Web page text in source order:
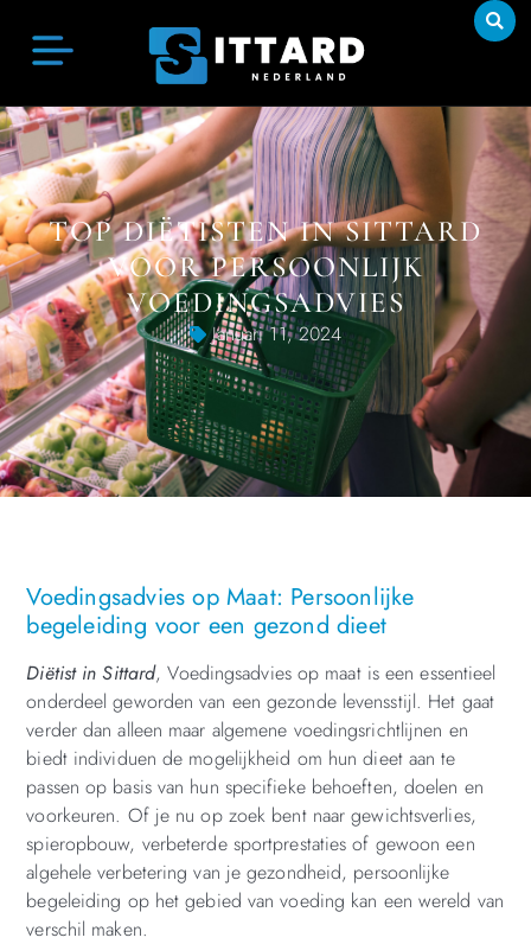
TOP DIËTISTEN IN SITTARD
VOOR PERSOONLIJK
VOEDINGSADVIES
Januari 11, 2024
Voedingsadvies op Maat: Persoonlijke
begeleiding voor een gezond dieet
Diëtist in Sittard,Voedingsadvies op maat is een essentieel
onderdeel geworden van een gezonde levensstijl. Het gaat
verder dan alleen maar algemene voedingsrichtlijnen en
biedt individuen de mogelijkheid om hun dieet aan te
passen op basis van hun specifieke behoeften, doelen en
voorkeuren. Of je nu op zoek bent naar gewichtsverlies,
spieropbouw, verbeterde sportprestaties of gewoon een
algehele verbetering van je gezondheid, persoonlijke
begeleiding op het gebied van voeding kan een wereld van
verschil maken.